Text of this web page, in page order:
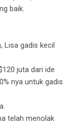
baik.
Lisa gadis kecil
juta dari ide
nya untuk gadis
telah menolak